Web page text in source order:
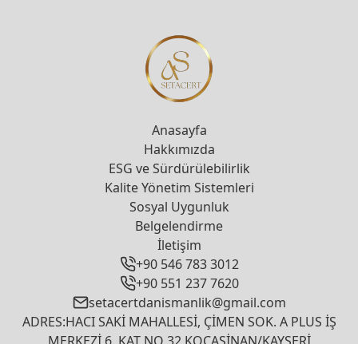
Anasayfa
Hakkımızda
ESG ve Sürdürülebilirlik
Kalite Yönetim Sistemleri
Sosyal Uygunluk
Belgelendirme
İletişim
+90 546 783 3012
+90 551 237 7620
setacertdanismanlik@gmail.com
ADRES:HACI SAKİ MAHALLESİ, ÇİMEN SOK. A PLUS İŞ